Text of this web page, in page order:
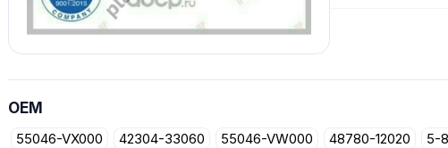
OEM
55046-VX000 42304-33060 55046-VW000 48780-12020 5-